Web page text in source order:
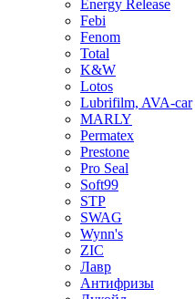
Energy Release
Febi
Fenom
Total
K&W
Lotos
Lubrifilm, AVA-car
MARLY
Permatex
Prestone
Pro Seal
Soft99
STP
SWAG
Wynn's
ZIC
Лавр
Антифризы